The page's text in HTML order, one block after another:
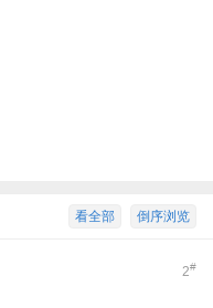
倒序浏览
看全部
2#